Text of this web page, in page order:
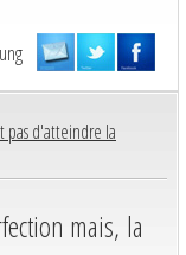
pas d'atteindre la
mais, la